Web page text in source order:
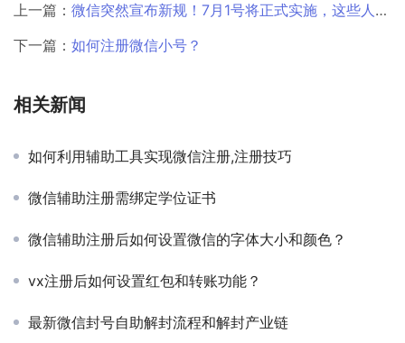
上一篇： 微信突然宣布新规！7月1号将正式实施，这些人或将无法转账
下一篇： 如何注册微信小号？
相关新闻
如何利用辅助工具实现微信注册,注册技巧
微信辅助注册需绑定学位证书
微信辅助注册后如何设置微信的字体大小和颜色？
vx注册后如何设置红包和转账功能？
最新微信封号自助解封流程和解封产业链